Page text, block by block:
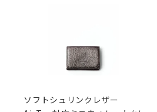
ソフトシュリンクレザー